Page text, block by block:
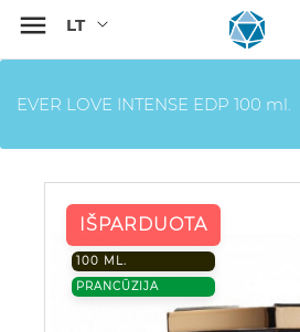

EVER LOVE INTENSE EDP 100 ml.
IŠPARDUOTA
100 ML.
PRANCŪZIJA